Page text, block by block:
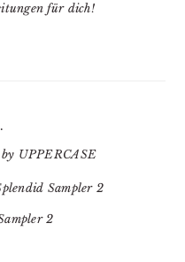
für dich!
UPPERCASE
2